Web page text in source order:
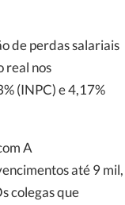
de perdas salariais
real nos
(INPC) e 4,17%
A
até 9 mil,
colegas que